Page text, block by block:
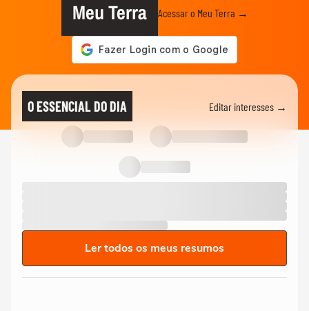
Meu Terra Acessar o Meu Terra →
O ESSENCIAL DO DIA Editar interesses →
Ler todos os meus resumos